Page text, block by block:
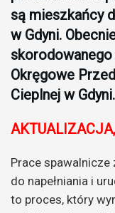
są mieszkańcy
w Gdyni.
Okręgowe
Cieplnej w Gdyni.
Prace spawalnicze
do napełniania i
to proces, który